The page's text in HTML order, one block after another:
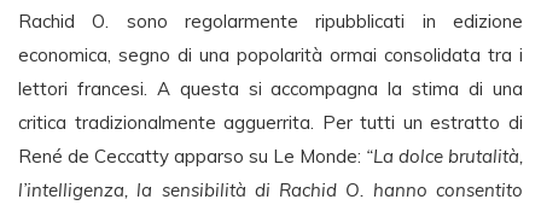
Rachid O. sono regolarmente ripubblicati in edizione
economica, segno di una popolarità ormai consolidata tra i
lettori francesi. A questa si accompagna la stima di una
critica tradizionalmente agguerrita. Per tutti un estratto di
René de Ceccatty apparso su Le Monde: “La dolce brutalità,
l’intelligenza, la sensibilità di Rachid O. hanno consentito